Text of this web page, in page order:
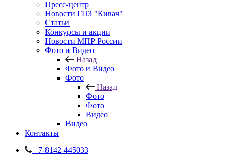
Пресс-центр
Новости ГПЗ "Кивач"
Статьи
Конкурсы и акции
Новости МПР России
Фото и Видео
Назад
Фото и Видео
Фото
Назад
Фото
Фото
Видео
Видео
Контакты
+7-8142-445033